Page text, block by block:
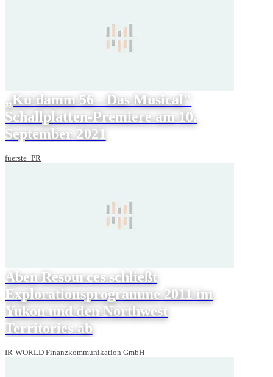
„Ku'damm 56 - Das Musical"
Schallplatten-Premiere am 10.
September 2021
fuerste_PR
Aben Resources schließt
Explorationsprogramme 2011 im
Yukon und den Northwest
Territories ab
IR-WORLD Finanzkommunikation GmbH